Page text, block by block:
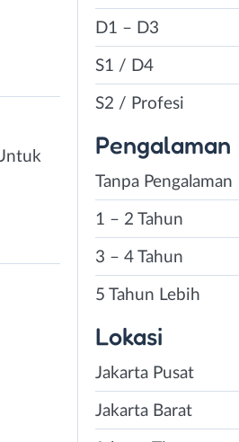
D1 – D3
S1 / D4
S2 / Profesi
Pengalaman
Tanpa Pengalaman
1 – 2 Tahun
3 – 4 Tahun
5 Tahun Lebih
Lokasi
Jakarta Pusat
Jakarta Barat